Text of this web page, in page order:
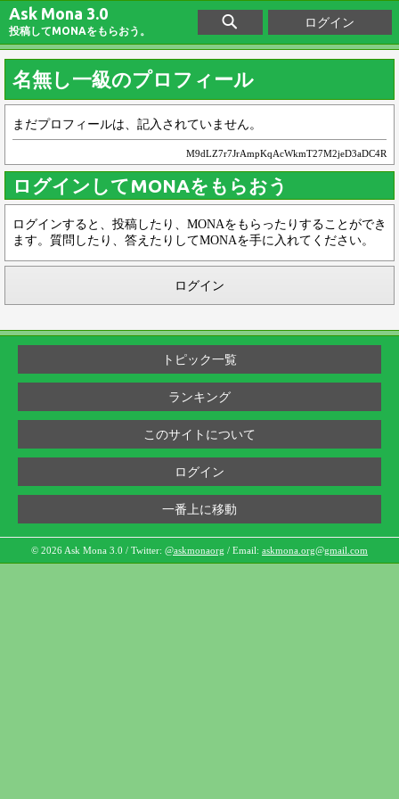
Ask Mona 3.0
投稿してMONAをもらおう。
ログイン
名無し一級のプロフィール
まだプロフィールは、記入されていません。
M9dLZ7r7JrAmpKqAcWkmT27M2jeD3aDC4R
ログインしてMONAをもらおう
ログインすると、投稿したり、MONAをもらったりすることができ
ます。質問したり、答えたりしてMONAを手に入れてください。
ログイン
トピック一覧
ランキング
このサイトについて
ログイン
一番上に移動
© 2026 Ask Mona 3.0 / Twitter: @askmonaorg / Email: askmona.org@gmail.com